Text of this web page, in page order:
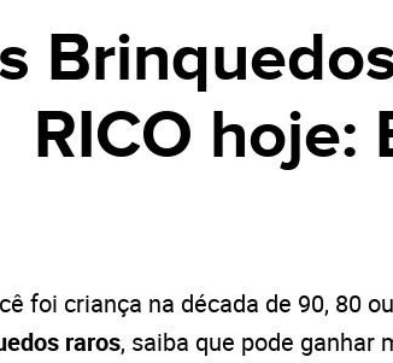
RICO hoje:
foi criança na década de 90, 80
raros, saiba que pode ganhar